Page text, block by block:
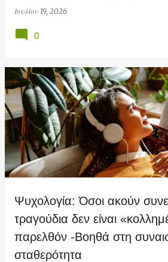
Ιουλίου 19, 2026
0
Ψυχολογία: Όσοι ακούν
τραγούδια δεν είναι
παρελθόν -Βοηθά στη
σταθερότητα